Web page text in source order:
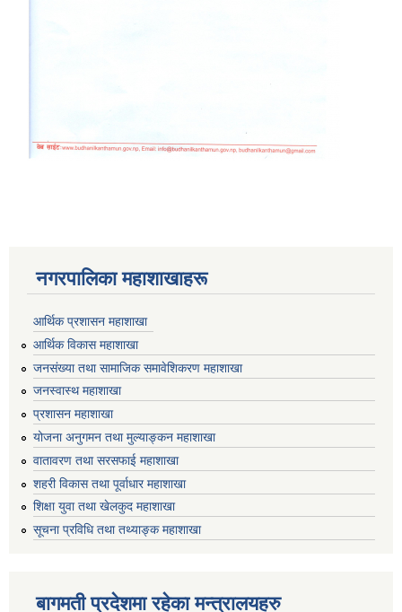
नगरपालिका महाशाखाहरू
आर्थिक प्रशासन महाशाखा
आर्थिक विकास महाशाखा
जनसंख्या तथा सामाजिक समावेशिकरण महाशाखा
जनस्वास्थ महाशाखा
प्रशासन महाशाखा
योजना अनुगमन तथा मुल्याङ्कन महाशाखा
वातावरण तथा सरसफाई महाशाखा
शहरी विकास तथा पूर्वाधार महाशाखा
शिक्षा युवा तथा खेलकुद महाशाखा
सूचना प्रविधि तथा तथ्याङ्क महाशाखा
बागमती प्रदेशमा रहेका मन्त्रालयहरु